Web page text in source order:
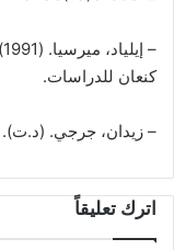
كنعان للدراسات.
– زيدان، جرجي. (د.ت).
اترك تعليقاً